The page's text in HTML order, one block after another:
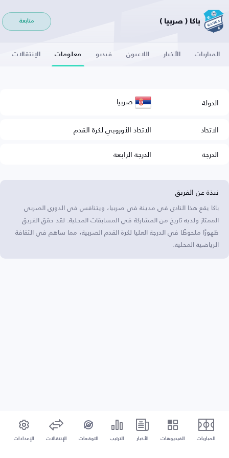
باكا ( صربيا ) متابعة
المباريات الأخبار اللاعبون فيديو معلومات الإنتقالات
الدولة صربيا
الاتحاد
الاتحاد الأوروبي لكرة القدم
الدرجة
الدرجة الرابعة
نبذة عن الفريق
باكا يقع هذا النادي في مدينة في صربيا، ويتنافس في الدوري الصربي
الممتاز ولديه تاريخ من المشاركة في المسابقات المحلية. لقد حقق الفريق
ظهورًا ملحوظًا في الدرجة العليا لكرة القدم الصربية، مما ساهم في الثقافة
الرياضية المحلية.
المباريات الفيديوهات الأخبار الترتيب التوقعات الإنتقالات الإعدادات